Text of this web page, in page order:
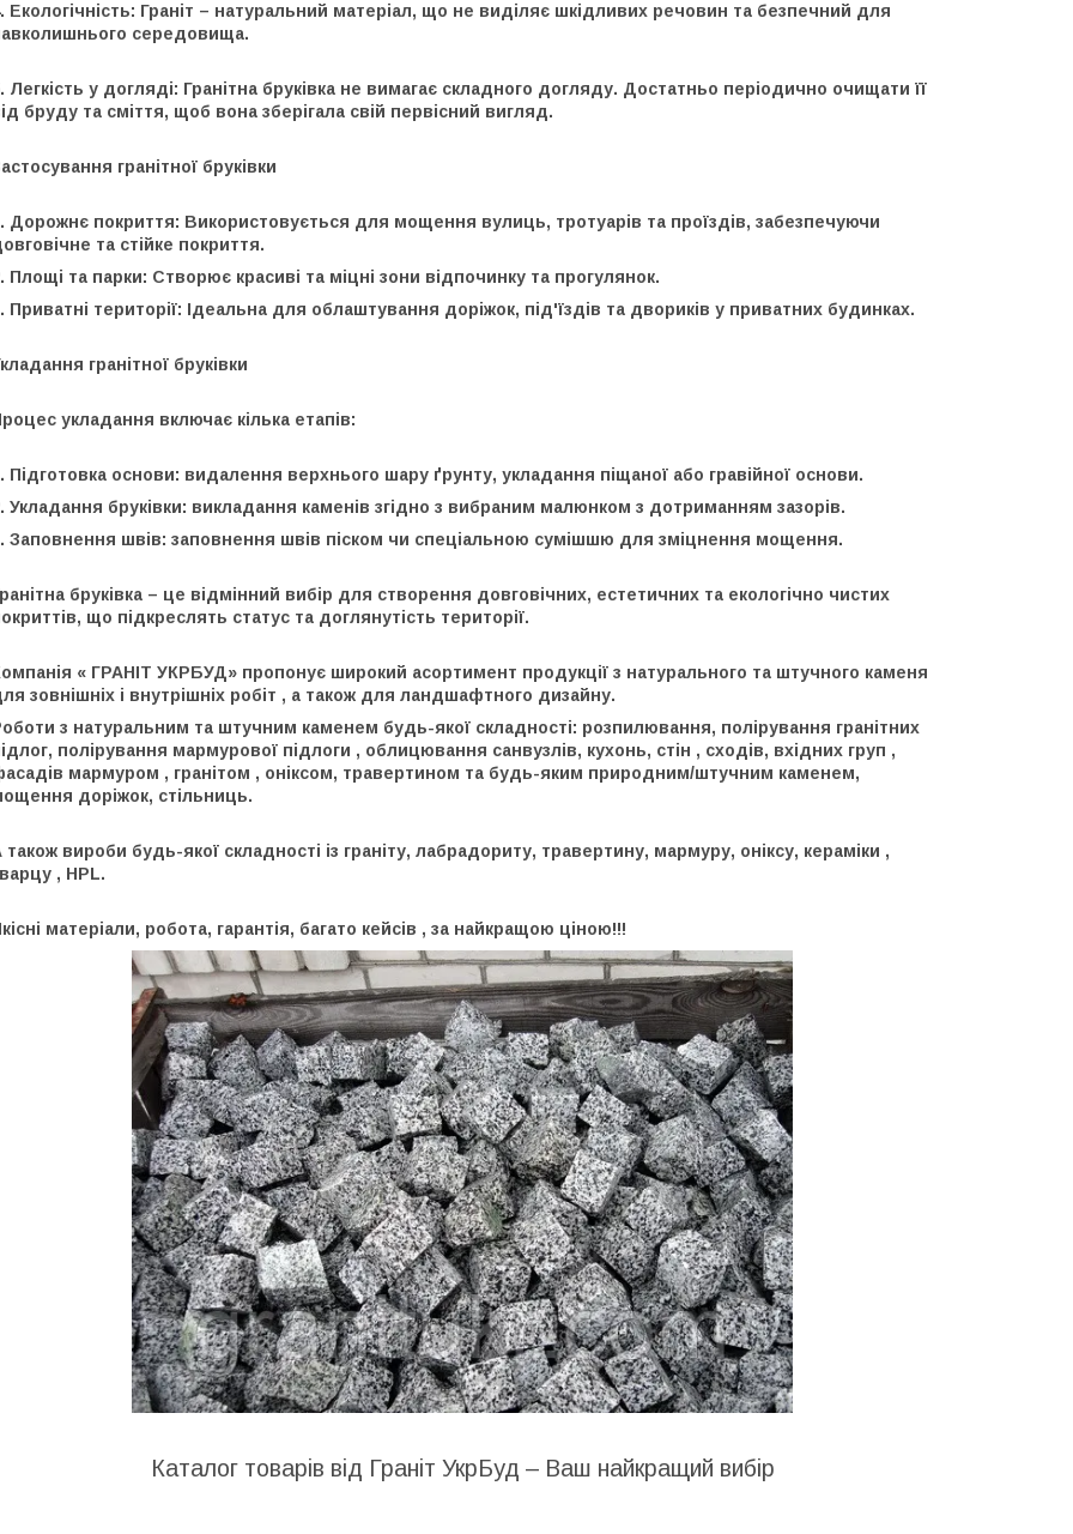
Екологічність: Граніт – натуральний матеріал, що не виділяє шкідливих речовин та безпечний для
середовища.
Легкість у догляді: Гранітна бруківка не вимагає складного догляду. Достатньо періодично очищати її
бруду та сміття, щоб вона зберігала свій первісний вигляд.
гранітної бруківки
Дорожнє покриття: Використовується для мощення вулиць, тротуарів та проїздів, забезпечуючи
та стійке покриття.
Площі та парки: Створює красиві та міцні зони відпочинку та прогулянок.
Приватні території: Ідеальна для облаштування доріжок, під'їздів та двориків у приватних будинках.
гранітної бруківки
укладання включає кілька етапів:
Підготовка основи: видалення верхнього шару ґрунту, укладання піщаної або гравійної основи.
Укладання бруківки: викладання каменів згідно з вибраним малюнком з дотриманням зазорів.
Заповнення швів: заповнення швів піском чи спеціальною сумішшю для зміцнення мощення.
бруківка – це відмінний вибір для створення довговічних, естетичних та екологічно чистих
що підкреслять статус та доглянутість території.
« ГРАНІТ УКРБУД» пропонує широкий асортимент продукції з натурального та штучного каменя
зовнішніх і внутрішніх робіт , а також для ландшафтного дизайну.
з натуральним та штучним каменем будь-якої складності: розпилювання, полірування гранітних
полірування мармурової підлоги , облицювання санвузлів, кухонь, стін , сходів, вхідних груп ,
мармуром , гранітом , оніксом, травертином та будь-яким природним/штучним каменем,
доріжок, стільниць.
також вироби будь-якої складності із граніту, лабрадориту, травертину, мармуру, оніксу, кераміки ,
, HPL.
матеріали, робота, гарантія, багато кейсів , за найкращою ціною!!!
Каталог товарів від Граніт УкрБуд – Ваш найкращий вибір